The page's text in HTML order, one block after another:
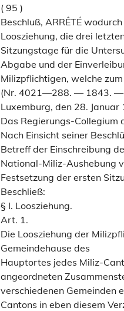
( 95 )
Beschluß, ARRÊTÉ
Loosziehung, die drei
Sitzungstage für die
Abgabe und der
Milizpflichtigen, welche
(Nr. 4021—288. — 1843. —
Luxemburg, den 28. Januar
Das Regierungs-Collegium
Nach Einsicht seiner
Betreff der Einschreibung
National-Miliz-Aushebung
Festsetzung der ersten
Beschließ:
§ I. Loosziehung.
Art. 1.
Die Loosziehung der
Gemeindehause des
Hauptortes jedes Miliz-
angeordneten
verschiedenen Gemeinden
Cantons in eben diesem